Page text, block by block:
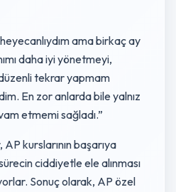
ama birkaç ay
daha iyi yönetmeyi,
tekrar yapmam
En zor anlarda bile yalnız
etmemi sağladı.”
kurslarının başarıya
ciddiyetle ele alınması
Sonuç olarak, AP özel